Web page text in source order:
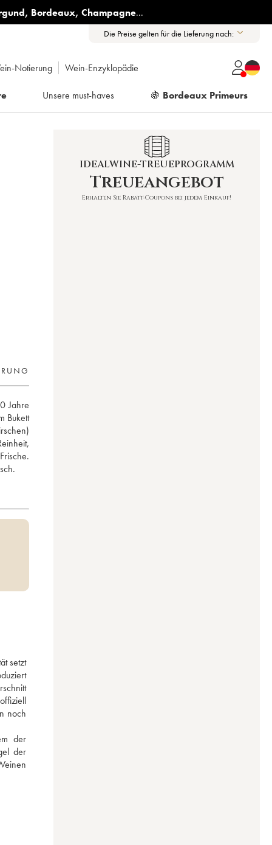
, Bordeaux, Champagne...
Die Preise gelten für die Lieferung nach:
Notierung Wein-Enzyklopädie
Unsere must-haves 🍇 Bordeaux Primeurs
Jahre
Bukett
setzt
noch
der
der
IDEALWINE-TREUEPROGRAMM
Treueangebot
Erhalten Sie Rabatt-Coupons bei jedem Einkauf!